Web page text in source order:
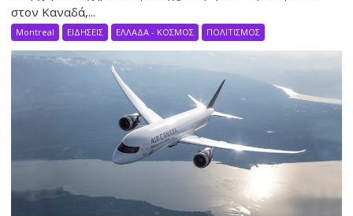
στον Καναδά,...
Montreal ΕΙΔΗΣΕΙΣ ΕΛΛΑΔΑ - ΚΟΣΜΟΣ ΠΟΛΙΤΙΣΜΟΣ